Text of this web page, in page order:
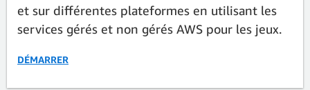
et sur différentes plateformes en utilisant les
services gérés et non gérés AWS pour les jeux.
DÉMARRER